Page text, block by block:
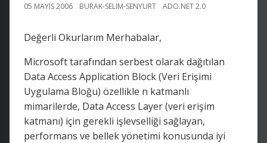
05 MAYIS 2006 BURAK-SELIM-SENYURT ADO.NET 2.0
Değerli Okurlarım Merhabalar,
Microsoft tarafından serbest olarak dağıtılan
Data Access Application Block (Veri Erişimi
Uygulama Bloğu) özellikle n katmanlı
mimarilerde, Data Access Layer (veri erişim
katmanı) için gerekli işlevselliği sağlayan,
performans ve bellek yönetimi konusunda iyi